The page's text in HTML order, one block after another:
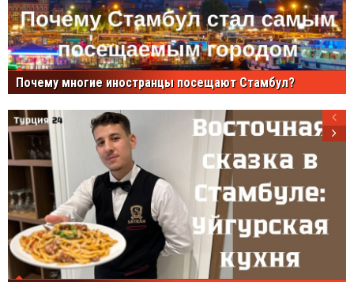
Почему многие иностранцы посещают Стамбул?